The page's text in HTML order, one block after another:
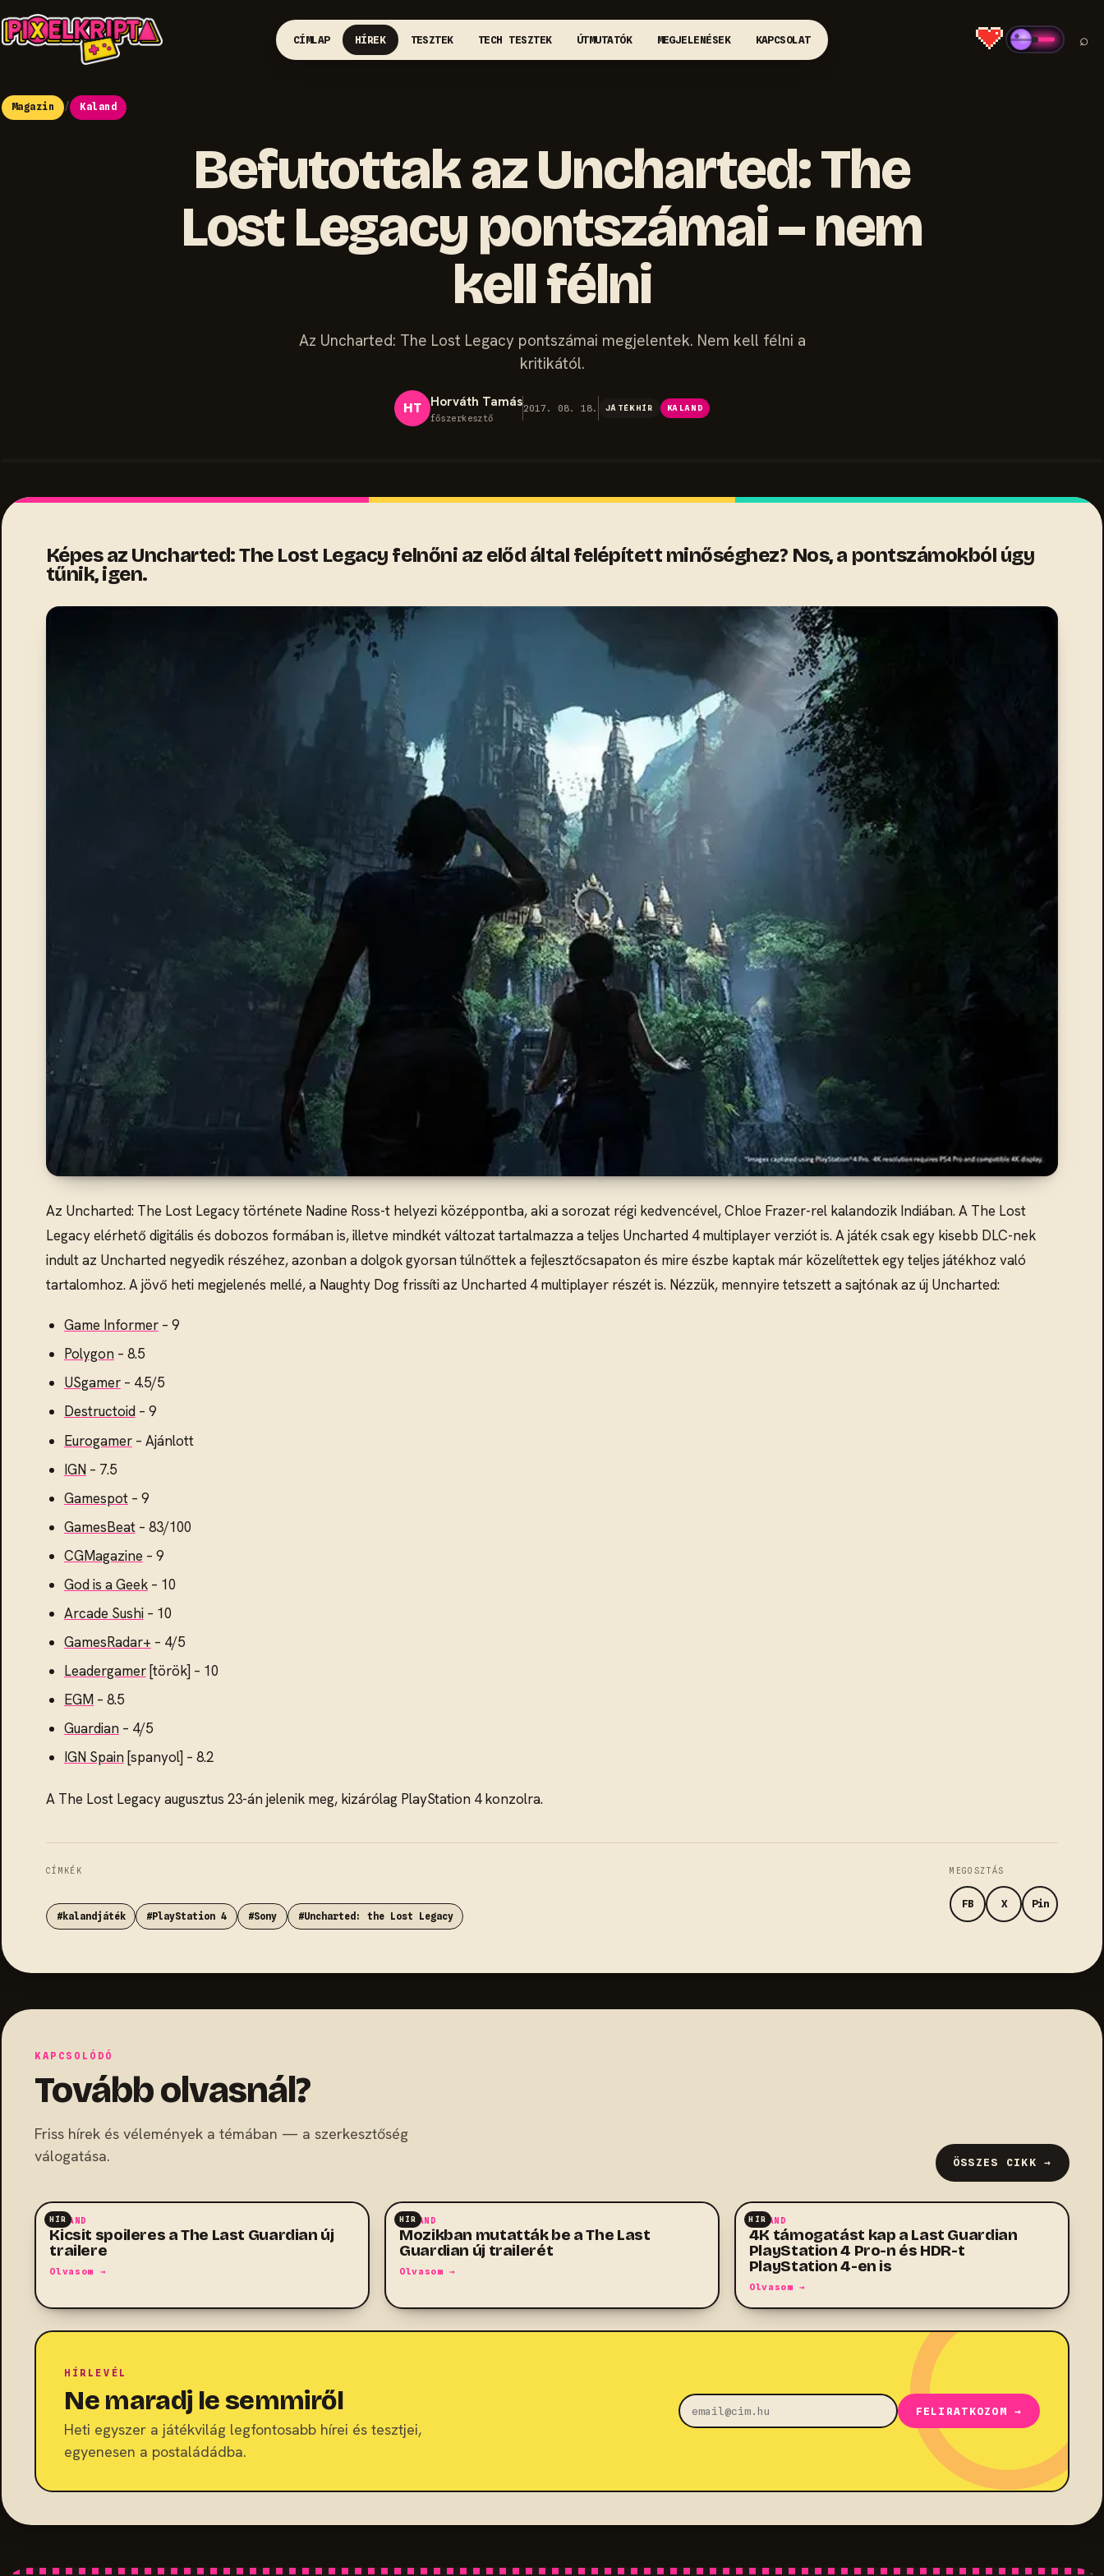
CÍMLAP HÍREK TESZTEK TECH TESZTEK ÚTMUTATÓK MEGJELENÉSEK KAPCSOLAT ⌕
Magazin / Kaland
Befutottak az Uncharted: The
Lost Legacy pontszámai – nem
kell félni
Az Uncharted: The Lost Legacy pontszámai megjelentek. Nem kell félni a
kritikától.
HT Horváth Tamás
főszerkesztő
2017. 08. 18. JÁTÉKHÍR KALAND
Képes az Uncharted: The Lost Legacy felnőni az előd által felépített minőséghez? Nos, a pontszámokból úgy
tűnik, igen.
Az Uncharted: The Lost Legacy története Nadine Ross-t helyezi középpontba, aki a sorozat régi kedvencével, Chloe Frazer-rel kalandozik Indiában. A The Lost
Legacy elérhető digitális és dobozos formában is, illetve mindkét változat tartalmazza a teljes Uncharted 4 multiplayer verziót is. A játék csak egy kisebb DLC-nek
indult az Uncharted negyedik részéhez, azonban a dolgok gyorsan túlnőttek a fejlesztőcsapaton és mire észbe kaptak már közelítettek egy teljes játékhoz való
tartalomhoz. A jövő heti megjelenés mellé, a Naughty Dog frissíti az Uncharted 4 multiplayer részét is. Nézzük, mennyire tetszett a sajtónak az új Uncharted:
Game Informer– 9
Polygon– 8.5
USgamer– 4.5/5
Destructoid– 9
Eurogamer– Ajánlott
IGN– 7.5
Gamespot– 9
GamesBeat– 83/100
CGMagazine – 9
God is a Geek– 10
Arcade Sushi– 10
GamesRadar+ – 4/5
Leadergamer[török] – 10
EGM– 8.5
Guardian– 4/5
IGN Spain[spanyol] – 8.2
A The Lost Legacy augusztus 23-án jelenik meg, kizárólag PlayStation 4 konzolra.
CÍMKÉK
#kalandjáték #PlayStation 4 #Sony #Uncharted: the Lost Legacy
MEGOSZTÁS
FB X Pin
KAPCSOLÓDÓ
Tovább olvasnál?
Friss hírek és vélemények a témában — a szerkesztőség
válogatása.
ÖSSZES CIKK →
HÍR
KALAND
Kicsit spoileres a The Last Guardian új
trailere
Olvasom →
HÍR
KALAND
Mozikban mutatták be a The Last
Guardian új trailerét
Olvasom →
HÍR
KALAND
4K támogatást kap a Last Guardian
PlayStation 4 Pro-n és HDR-t
PlayStation 4-en is
Olvasom →
HÍRLEVÉL
Ne maradj le semmiről
Heti egyszer a játékvilág legfontosabb hírei és tesztjei,
egyenesen a postaládádba.
FELIRATKOZOM →